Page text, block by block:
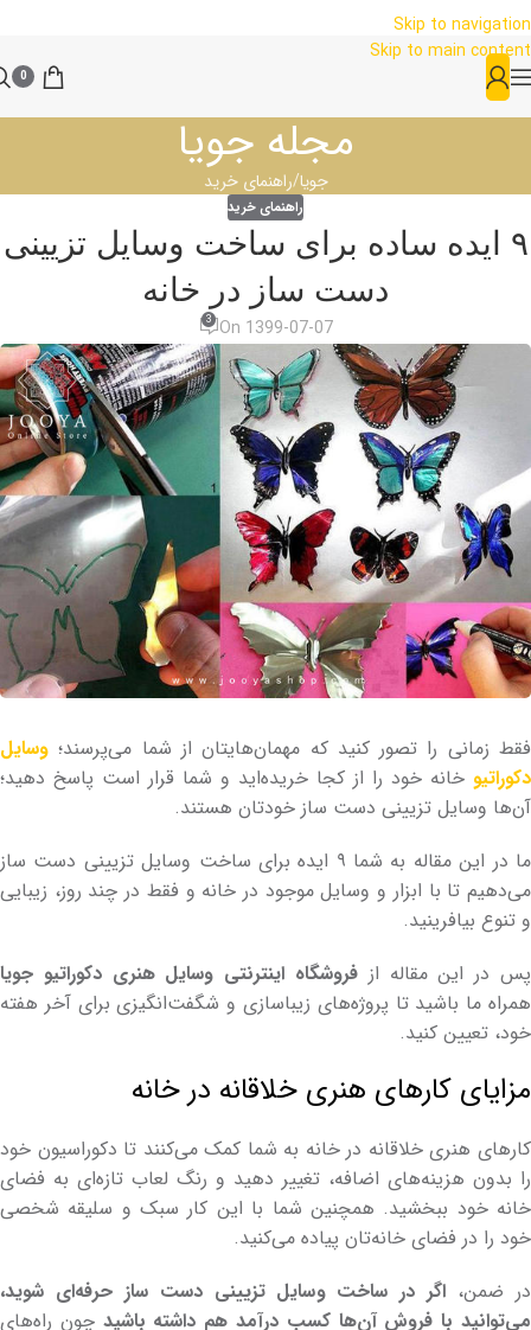
Skip to navigation
Skip to main content
0
مجله جویا
جویا راهنمای خرید
راهنمای خرید
۹ ایده ساده برای ساخت وسایل تزیینی
دست ساز در خانه
On 1399-07-07
3
فقط زمانی را تصور کنید که مهمان‌هایتان از شما می‌پرسند؛ وسایل
دکوراتیو خانه خود را از کجا خریده‌اید و شما قرار است پاسخ دهید؛
آن‌ها وسایل تزیینی دست ساز خودتان هستند.
ما در این مقاله به شما ۹ ایده برای ساخت وسایل تزیینی دست ساز
می‌دهیم تا با ابزار و وسایل موجود در خانه و فقط در چند روز، زیبایی
و تنوع بیافرینید.
پس در این مقاله از فروشگاه اینترنتی وسایل هنری دکوراتیو جویا
همراه ما باشید تا پروژه‌های زیباسازی و شگفت‌انگیزی برای آخر هفته
خود، تعیین کنید.
مزایای کارهای هنری خلاقانه در خانه
کارهای هنری خلاقانه در خانه به شما کمک می‌کنند تا دکوراسیون خود
را بدون هزینه‌های اضافه، تغییر دهید و رنگ لعاب تازه‌ای به فضای
خانه خود ببخشید. همچنین شما با این کار سبک و سلیقه شخصی
خود را در فضای خانه‌تان پیاده می‌کنید.
در ضمن، اگر در ساخت وسایل تزیینی دست ساز حرفه‌ای شوید،
می‌توانید با فروش آن‌ها کسب درآمد هم داشته باشید چون راه‌های